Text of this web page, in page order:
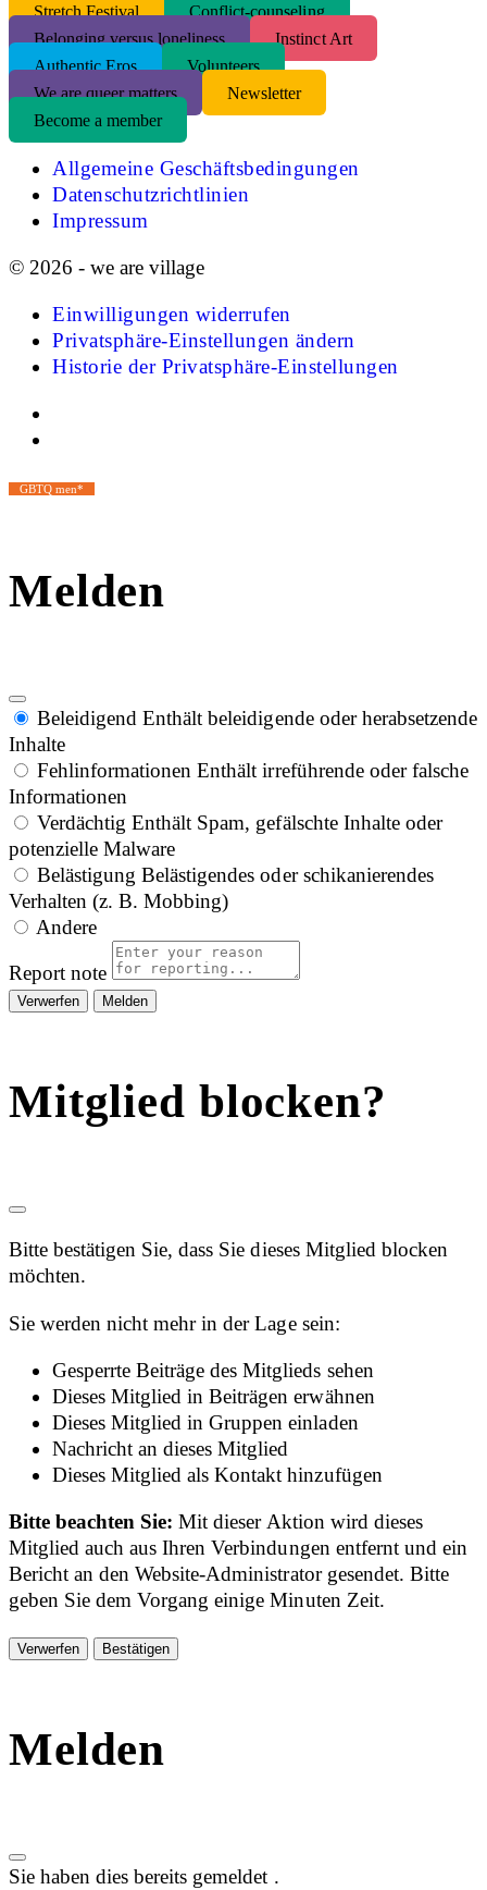
Stretch Festival
Conflict-counseling
Belonging versus loneliness
Instinct Art
Authentic Eros
Volunteers
We are queer matters
Newsletter
Become a member
Allgemeine Geschäftsbedingungen
Datenschutzrichtlinien
Impressum
© 2026 - we are village
Einwilligungen widerrufen
Privatsphäre-Einstellungen ändern
Historie der Privatsphäre-Einstellungen
GBTQ men*
Melden
Beleidigend Enthält beleidigende oder herabsetzende
Inhalte
Fehlinformationen Enthält irreführende oder falsche
Informationen
Verdächtig Enthält Spam, gefälschte Inhalte oder
potenzielle Malware
Belästigung Belästigendes oder schikanierendes
Verhalten (z. B. Mobbing)
Andere
Report note
Melden
Mitglied blocken?
Bitte bestätigen Sie, dass Sie dieses Mitglied blocken
möchten.
Sie werden nicht mehr in der Lage sein:
Gesperrte Beiträge des Mitglieds sehen
Dieses Mitglied in Beiträgen erwähnen
Dieses Mitglied in Gruppen einladen
Nachricht an dieses Mitglied
Dieses Mitglied als Kontakt hinzufügen
Bitte beachten Sie:Mit dieser Aktion wird dieses
Mitglied auch aus Ihren Verbindungen entfernt und ein
Bericht an den Website-Administrator gesendet. Bitte
geben Sie dem Vorgang einige Minuten Zeit.
Bestätigen
Melden
Sie haben dies bereits gemeldet .